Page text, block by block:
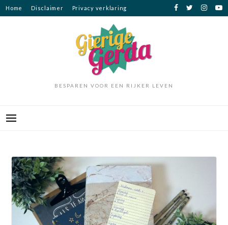
Ga
naar
Home Disclaimer Privacy verklaring
BESPAREN VOOR EEN RIJKER LEVEN